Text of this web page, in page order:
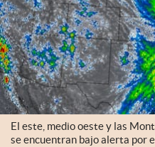
El este, medio oeste y las
se encuentran bajo alerta por